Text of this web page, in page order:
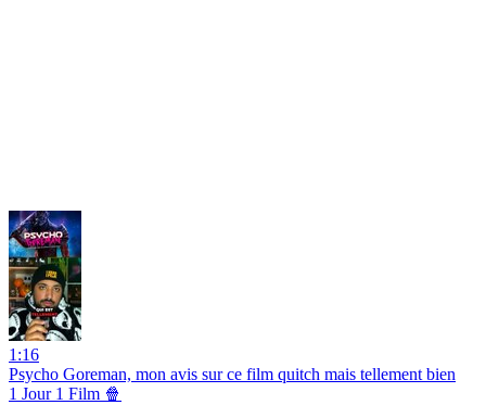
1:16
Psycho Goreman, mon avis sur ce film quitch mais tellement bien
1 Jour 1 Film 🍿